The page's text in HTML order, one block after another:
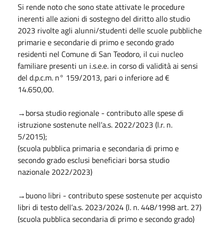
Si rende noto che sono state attivate le procedure
inerenti alle azioni di sostegno del diritto allo studio
2023 rivolte agli alunni/studenti delle scuole pubbliche
primarie e secondarie di primo e secondo grado
residenti nel Comune di San Teodoro, il cui nucleo
familiare presenti un i.s.e.e. in corso di validità ai sensi
del d.p.c.m. n° 159/2013, pari o inferiore ad €
14.650,00.
→borsa studio regionale - contributo alle spese di
istruzione sostenute nell’a.s. 2022/2023 (l.r. n.
5/2015);
(scuola pubblica primaria e secondaria di primo e
secondo grado esclusi beneficiari borsa studio
nazionale 2022/2023)
→buono libri - contributo spese sostenute per acquisto
libri di testo dell’a.s. 2023/2024 (l. n. 448/1998 art. 27)
(scuola pubblica secondaria di primo e secondo grado)